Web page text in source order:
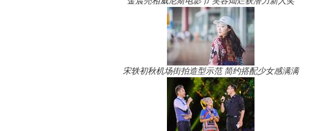
宋轶初秋机场街拍造型示范 简约搭配少女感满满